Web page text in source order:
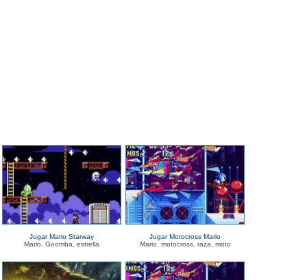
Jugar Mario Starway
Mario, Goomba, estrella
Jugar Motocross Mario
Mario, motocross, raza, moto